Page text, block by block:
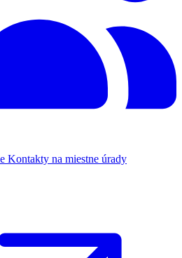
Kontakty na miestne úrady